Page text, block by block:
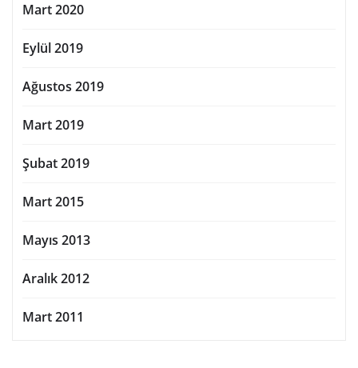
Mart 2020
Eylül 2019
Ağustos 2019
Mart 2019
Şubat 2019
Mart 2015
Mayıs 2013
Aralık 2012
Mart 2011